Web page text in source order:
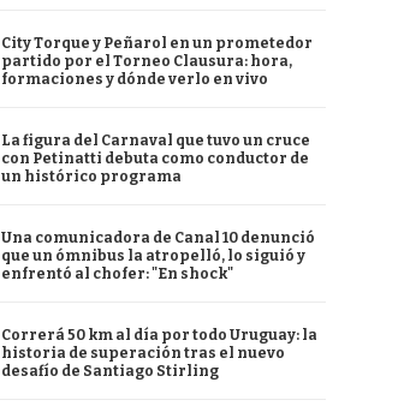
City Torque y Peñarol en un prometedor
partido por el Torneo Clausura: hora,
formaciones y dónde verlo en vivo
La figura del Carnaval que tuvo un cruce
con Petinatti debuta como conductor de
un histórico programa
Una comunicadora de Canal 10 denunció
que un ómnibus la atropelló, lo siguió y
enfrentó al chofer: "En shock"
Correrá 50 km al día por todo Uruguay: la
historia de superación tras el nuevo
desafío de Santiago Stirling